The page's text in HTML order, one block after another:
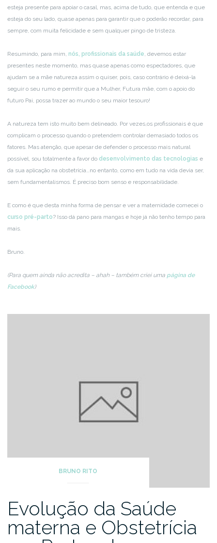
esteja presente para apoiar o casal, mas, acima de tudo, que entenda e que
esteja do seu lado, quase apenas para garantir que o poderão recordar, para
sempre, com muita felicidade e sem qualquer pingo de tristeza.
Resumindo, para mim, nós, profissionais da saúde, devemos estar
presentes neste momento, mas quase apenas como espectadores, que
ajudam se a mãe natureza assim o quiser, pois, caso contrário é deixá-la
seguir o seu rumo e permitir que a Mulher, Futura mãe, com o apoio do
futuro Pai, possa trazer ao mundo o seu maior tesouro!
A natureza tem isto muito bem delineado. Por vezes,os profissionais é que
complicam o processo quando o pretendem controlar demasiado todos os
fatores. Mas atenção, que apesar de defender o processo mais natural
possível, sou totalmente a favor do desenvolvimento das tecnologias e
da sua aplicação na obstetrícia…no entanto, como em tudo na vida devia ser,
sem fundamentalismos. É preciso bom senso e responsabilidade.
E como é que desta minha forma de pensar e ver a maternidade comecei o
curso pré-parto? Isso dá pano para mangas e hoje já não tenho tempo para
mais.
Bruno.
(Para quem ainda não acredita – ahah – também criei uma página de
Facebook)
BRUNO RITO
Evolução da Saúde
materna e Obstetrícia